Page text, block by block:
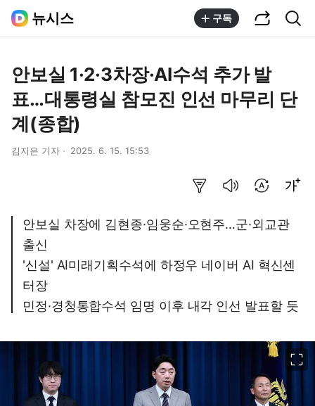
뉴시스 구독
안보실 1·2·3차장·AI수석 추가 발
표…대통령실 참모진 인선 마무리 단
계(종합)
김지은 기자 2025. 6. 15. 15:53
안보실 차장에 김현종·임웅순·오현주…군·외교관
출신
'신설' AI미래기획수석에 하정우 네이버 AI 혁신센
터장
민정·경청통합수석 임명 이후 내각 인선 발표할 듯